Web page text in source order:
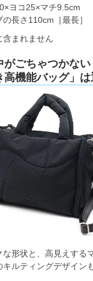
ヨコ25×マチ9.5cm
長さ110cm［最長］
まれません
がごちゃつかな
高機能バッグ」
形状と、高見えする
ルティングデザイン